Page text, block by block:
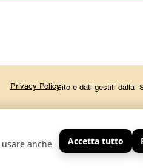
Privacy PolicySito e dati gestiti dalla
anche
Accetta tutto